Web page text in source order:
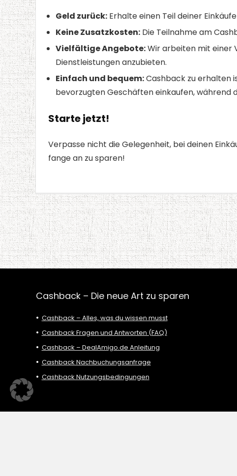
Geld zurück: Erhalte einen Teil deiner
Keine Zusatzkosten: Die Teilnahme am
Vielfältige Angebote:Wir arbeiten mit einer
Dienstleistungen anzubieten.
Einfach und bequem:Cashback zu erhalten
bevorzugten Geschäften einkaufen, während
Starte jetzt!
Verpasse nicht die Gelegenheit, bei deinen
fange an zu sparen!
Cashback – Die neue Art zu sparen
Cashback – Alles, was du wissen musst
Cashback Fragen und Antworten (FAQ)
Cashback – DealAmigo.de Anleitung
Cashback Nachbuchungsanfrage
Cashback Nutzungsbedingungen